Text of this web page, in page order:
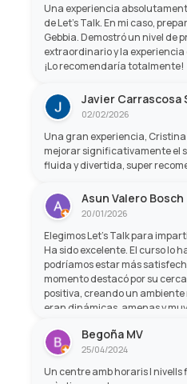
Una experiencia
de Let's Talk. En mi caso,
Gebbia. Demostró un nivel de
extraordinario y la
¡Lo recomendaría totalmente!
Javier Carrascosa
02/02/2026
Una gran experiencia,
mejorar significativamente el
fluida y divertida, super
Asun Valero Bosch
20/01/2026
Elegimos Let’s Talk para
Ha sido excelente. El curso lo
podríamos estar más
momento destacó por su
positiva, creando un
eran dinámicas, amenas y
pasara volando mientras
duda, una formación muy
Begoña MV
25/04/2024
Un centre amb horaris I